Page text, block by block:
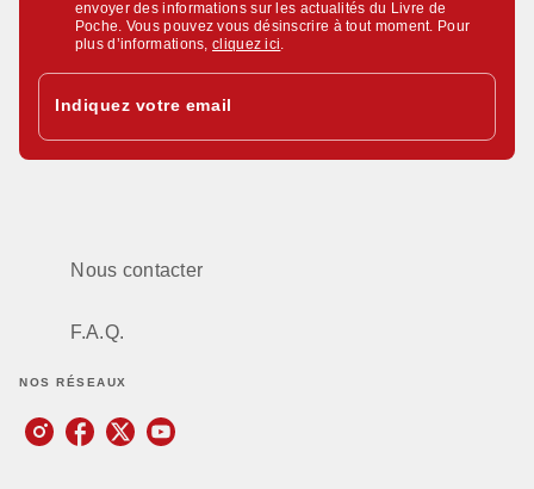
envoyer des informations sur les actualités du Livre de
Poche. Vous pouvez vous désinscrire à tout moment. Pour
plus d’informations,cliquez ici
Indiquez votre email
Nous contacter
F.A.Q.
NOS RÉSEAUX